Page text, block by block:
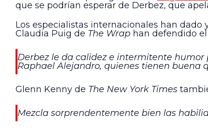
que se podrían esperar de Derbez, que
Los especialistas internacionales han
Claudia Puig de The Wrap han defendido
Derbez le da calidez e intermitente
Raphael Alejandro, quienes tienen buena
Glenn Kenny de The New York Times
Mezcla sorprendentemente bien las